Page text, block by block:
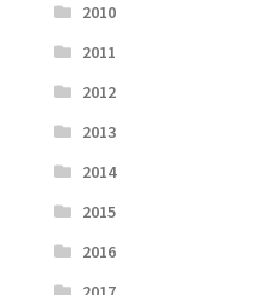
2010
2011
2012
2013
2014
2015
2016